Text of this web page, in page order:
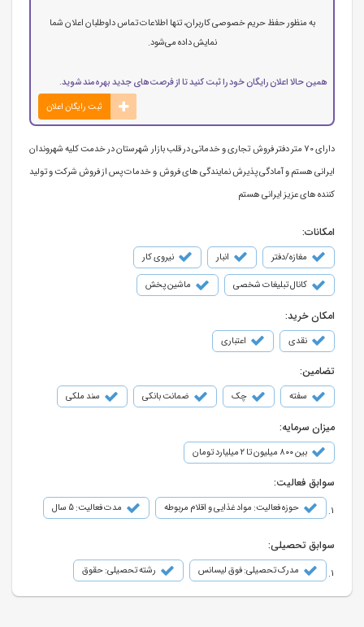
به منظور حفظ حریم خصوصی کاربران، تنها اطلاعات تماس داوطلبان اعلان شما
نمایش داده می‌شود.
همین حالا اعلان رایگان خود را ثبت کنید تا از فرصت‌های جدید بهره‌مند شوید.
ثبت رایگان اعلان
دارای 70 متر دفتر فروش تجاری و خدماتی در قلب بازار شهرستان در خدمت کلیه شهروندان
ایرانی هستم و آمادگی پذیرش نمایندگی های فروش و خدمات پس از فروش شرکت و تولید
کننده های عزیز ایرانی هستم
امکانات:
مغازه/دفتر انبار نیروی کار
کانال تبلیغات شخصی ماشین پخش
امکان خرید:
نقدی اعتباری
تضامین:
سفته چک ضمانت بانکی سند ملکی
میزان سرمایه:
بین ۸۰۰ میلیون تا ۲ میلیارد تومان
سوابق فعالیت:
حوزه فعالیت: مواد غذایی و اقلام مربوطه مدت فعالیت: 5 سال
سوابق تحصیلی:
مدرک تحصیلی: فوق لیسانس رشته تحصیلی: حقوق